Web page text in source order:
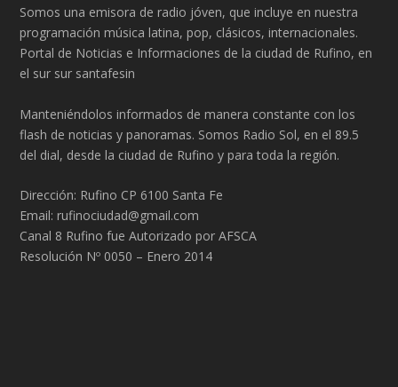
Somos una emisora de radio jóven, que incluye en nuestra
programación música latina, pop, clásicos, internacionales.
Portal de Noticias e Informaciones de la ciudad de Rufino, en
el sur sur santafesin
Manteniéndolos informados de manera constante con los
flash de noticias y panoramas. Somos Radio Sol, en el 89.5
del dial, desde la ciudad de Rufino y para toda la región.
Dirección: Rufino CP 6100 Santa Fe
Email: rufinociudad@gmail.com
Canal 8 Rufino fue Autorizado por AFSCA
Resolución Nº 0050 – Enero 2014